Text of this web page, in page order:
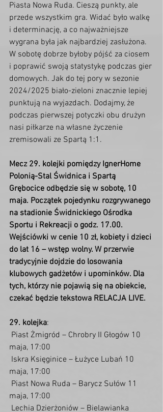
Piasta Nowa Ruda. Cieszą punkty, ale
przede wszystkim gra. Widać było walkę
i determinację, a co najważniejsze
wygrana była jak najbardziej zasłużona.
W sobotę dobrze byłoby pójść za ciosem
i poprawić swoją statystykę podczas gier
domowych. Jak do tej pory w sezonie
2024/2025 biało-zieloni znacznie lepiej
punktują na wyjazdach. Dodajmy, że
podczas pierwszej potyczki obu drużyn
nasi piłkarze na własne życzenie
zremisowali ze Spartą 1:1.
Mecz 29. kolejki pomiędzy IgnerHome
Polonią-Stal Świdnica i Spartą
Grębocice odbędzie się w sobotę, 10
maja. Początek pojedynku rozgrywanego
na stadionie Świdnickiego Ośrodka
Sportu i Rekreacji o godz. 17.00.
Wejściówki w cenie 10 zł, kobiety i dzieci
do lat 16 – wstęp wolny. W przerwie
tradycyjnie dojdzie do losowania
klubowych gadżetów i upominków. Dla
tych, którzy nie pojawią się na obiekcie,
czekać będzie tekstowa RELACJA LIVE.
29. kolejka:
maja, 17:00
maja, 17:00
maja, 17:00